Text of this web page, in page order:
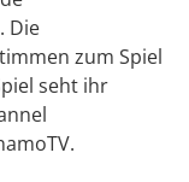
Die
zum Spiel
seht ihr